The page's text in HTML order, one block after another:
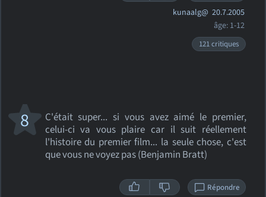
kunaalg@ 20.7.2005
âge: 1-12
121 critiques
C'était super... si vous avez aimé le premier,
celui-ci va vous plaire car il suit réellement
l'histoire du premier film... la seule chose, c'est
que vous ne voyez pas (Benjamin Bratt)
8
Répondre